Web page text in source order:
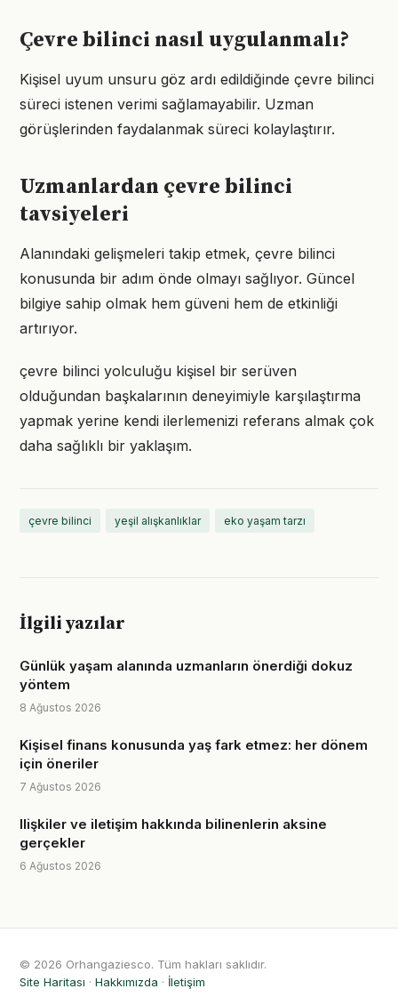
Çevre bilinci nasıl uygulanmalı?
Kişisel uyum unsuru göz ardı edildiğinde çevre bilinci
süreci istenen verimi sağlamayabilir. Uzman
görüşlerinden faydalanmak süreci kolaylaştırır.
Uzmanlardan çevre bilinci
tavsiyeleri
Alanındaki gelişmeleri takip etmek, çevre bilinci
konusunda bir adım önde olmayı sağlıyor. Güncel
bilgiye sahip olmak hem güveni hem de etkinliği
artırıyor.
çevre bilinci yolculuğu kişisel bir serüven
olduğundan başkalarının deneyimiyle karşılaştırma
yapmak yerine kendi ilerlemenizi referans almak çok
daha sağlıklı bir yaklaşım.
çevre bilinci yeşil alışkanlıklar eko yaşam tarzı
İlgili yazılar
Günlük yaşam alanında uzmanların önerdiği dokuz
yöntem
8 Ağustos 2026
Kişisel finans konusunda yaş fark etmez: her dönem
için öneriler
7 Ağustos 2026
Ilişkiler ve iletişim hakkında bilinenlerin aksine
gerçekler
6 Ağustos 2026
© 2026 Orhangaziesco. Tüm hakları saklıdır.
Site Haritası · Hakkımızda · İletişim